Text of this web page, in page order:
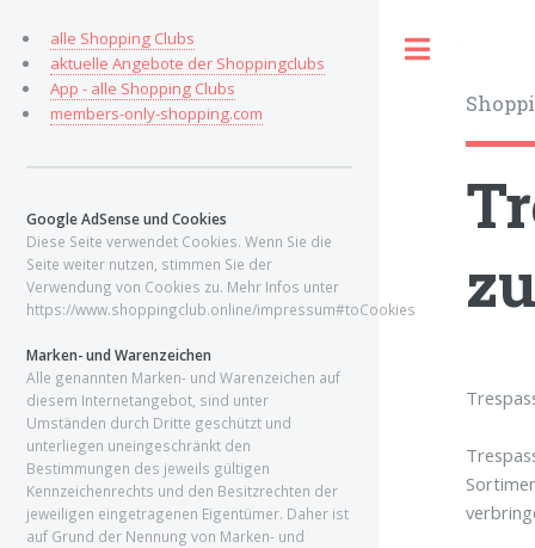
alle Shopping Clubs
aktuelle Angebote der Shoppingclubs
App - alle Shopping Clubs
members-only-shopping.com
Google AdSense und Cookies
Diese Seite verwendet Cookies. Wenn Sie die
Seite weiter nutzen, stimmen Sie der
Verwendung von Cookies zu. Mehr Infos unter
https://www.shoppingclub.online/impressum#toCookies
Marken- und Warenzeichen
Alle genannten Marken- und Warenzeichen auf
diesem Internetangebot, sind unter
Umständen durch Dritte geschützt und
unterliegen uneingeschränkt den
Bestimmungen des jeweils gültigen
Kennzeichenrechts und den Besitzrechten der
jeweiligen eingetragenen Eigentümer. Daher ist
auf Grund der Nennung von Marken- und